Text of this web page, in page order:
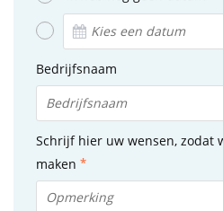
Bedrijfsnaam
Schrijf hier uw wensen, zodat
maken